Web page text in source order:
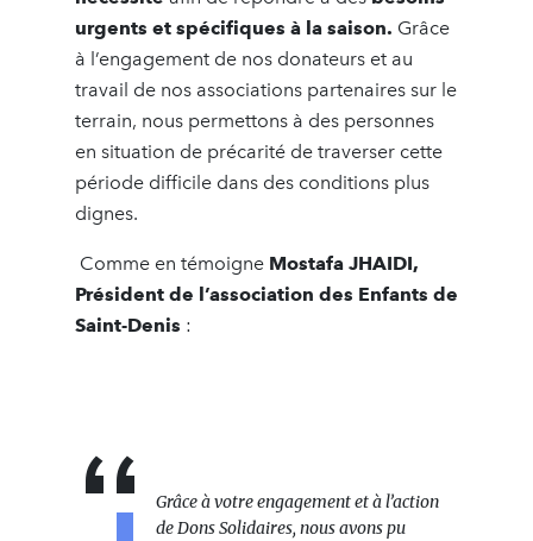
urgents et spécifiques à la saison. Grâce
à l’engagement de nos donateurs et au
travail de nos associations partenaires sur le
terrain, nous permettons à des personnes
en situation de précarité de traverser cette
période difficile dans des conditions plus
dignes.
Comme en témoigne Mostafa JHAIDI,
Président de l’association des Enfants de
Saint-Denis :
Grâce à votre engagement et à l’action
de Dons Solidaires, nous avons pu